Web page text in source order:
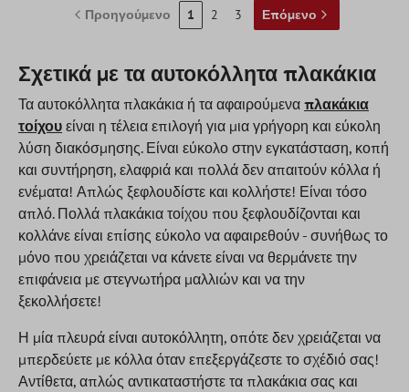
Προηγούμενο 1 2 3 Επόμενο
Σχετικά με τα αυτοκόλλητα πλακάκια
Τα αυτοκόλλητα πλακάκια ή τα αφαιρούμενα πλακάκια
τοίχου είναι η τέλεια επιλογή για μια γρήγορη και εύκολη
λύση διακόσμησης. Είναι εύκολο στην εγκατάσταση, κοπή
και συντήρηση, ελαφριά και πολλά δεν απαιτούν κόλλα ή
ενέματα! Απλώς ξεφλουδίστε και κολλήστε! Είναι τόσο
απλό. Πολλά πλακάκια τοίχου που ξεφλουδίζονται και
κολλάνε είναι επίσης εύκολο να αφαιρεθούν - συνήθως το
μόνο που χρειάζεται να κάνετε είναι να θερμάνετε την
επιφάνεια με στεγνωτήρα μαλλιών και να την
ξεκολλήσετε!
Η μία πλευρά είναι αυτοκόλλητη, οπότε δεν χρειάζεται να
μπερδεύετε με κόλλα όταν επεξεργάζεστε το σχέδιό σας!
Αντίθετα, απλώς αντικαταστήστε τα πλακάκια σας και